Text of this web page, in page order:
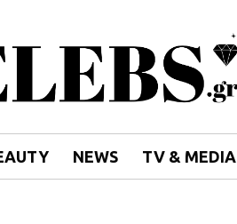
NEWS TV & MEDIA